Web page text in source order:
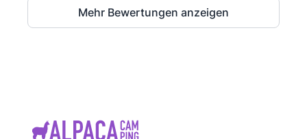
Mehr Bewertungen anzeigen